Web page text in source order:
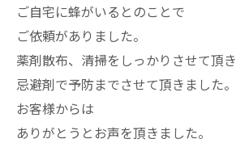
ご自宅に蜂がいるとのことで
ご依頼がありました。
薬剤散布、清掃をしっかりさせて頂き
忌避剤で予防までさせて頂きました。
お客様からは
ありがとうとお声を頂きました。